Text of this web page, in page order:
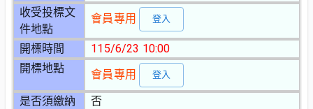
收受投標文
件地點
會員專用 登入
開標時間
115/6/23 10:00
開標地點
會員專用 登入
是否須繳納
否